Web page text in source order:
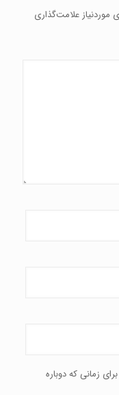
علامت‌گذاری
زمانی که دوباره